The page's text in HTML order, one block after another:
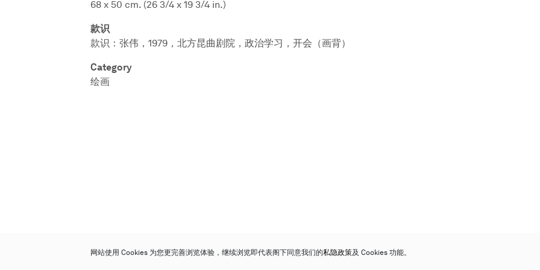
68 x 50 cm. (26 3/4 x 19 3/4 in.)
款识
款识：张伟，1979，北方昆曲剧院，政治学习，开会（画背）
Category
绘画
网站使用 Cookies 为您更完善浏览体验，继续浏览即代表阁下同意我们的私隐政策及 Cookies 功能。